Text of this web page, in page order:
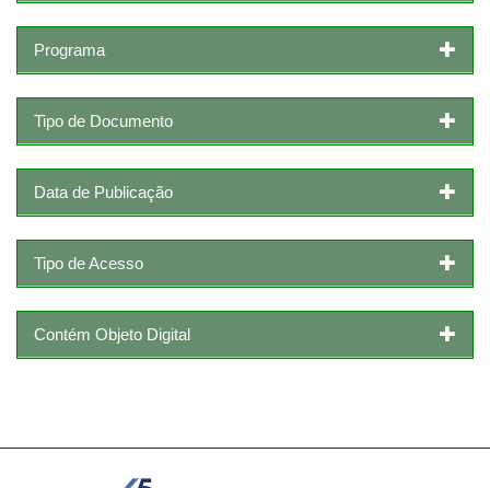
Programa
Tipo de Documento
Data de Publicação
Tipo de Acesso
Contém Objeto Digital